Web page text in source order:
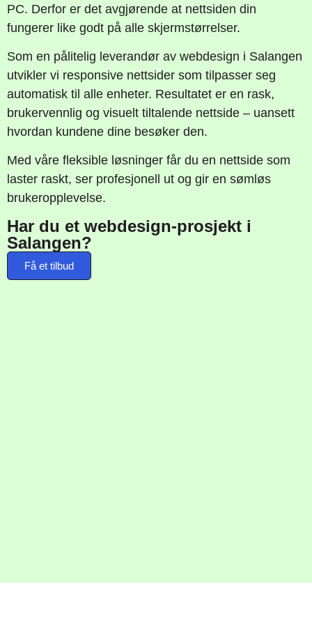
PC. Derfor er det avgjørende at nettsiden din
fungerer like godt på alle skjermstørrelser.
Som en pålitelig leverandør av webdesign i Salangen
utvikler vi responsive nettsider som tilpasser seg
automatisk til alle enheter. Resultatet er en rask,
brukervennlig og visuelt tiltalende nettside – uansett
hvordan kundene dine besøker den.
Med våre fleksible løsninger får du en nettside som
laster raskt, ser profesjonell ut og gir en sømløs
brukeropplevelse.
Har du et webdesign-prosjekt i
Salangen?
Få et tilbud